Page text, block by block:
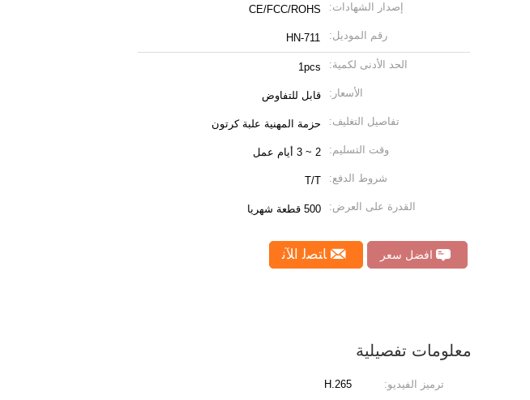
إصدار الشهادات: CE/FCC/ROHS
رقم الموديل: HN-711
الحد الأدنى لكمية: 1pcs
الأسعار: قابل للتفاوض
تفاصيل التغليف: حزمة المهنية علبة كرتون
وقت التسليم: 2 ~ 3 أيام عمل
شروط الدفع: T/T
القدرة على العرض: 500 قطعة شهريا
افضل سعر ﺎﺘﺼﻟ ﺍﻶﻧ
معلومات تفصيلية
ترميز الفيديو: H.265